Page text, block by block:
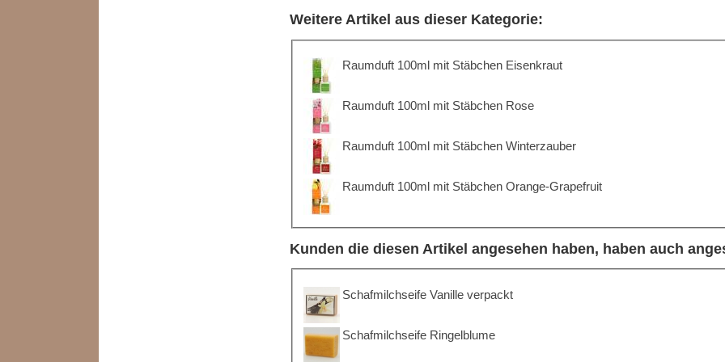
Weitere Artikel aus dieser Kategorie:
Raumduft 100ml mit Stäbchen Eisenkraut
Raumduft 100ml mit Stäbchen Rose
Raumduft 100ml mit Stäbchen Winterzauber
Raumduft 100ml mit Stäbchen Orange-Grapefruit
Kunden die diesen Artikel angesehen haben, haben auch
Schafmilchseife Vanille verpackt
Schafmilchseife Ringelblume